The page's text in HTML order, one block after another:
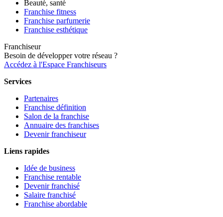
Beauté, santé
Franchise fitness
Franchise parfumerie
Franchise esthétique
Franchiseur
Besoin de développer votre réseau ?
Accédez à l'Espace Franchiseurs
Services
Partenaires
Franchise définition
Salon de la franchise
Annuaire des franchises
Devenir franchiseur
Liens rapides
Idée de business
Franchise rentable
Devenir franchisé
Salaire franchisé
Franchise abordable